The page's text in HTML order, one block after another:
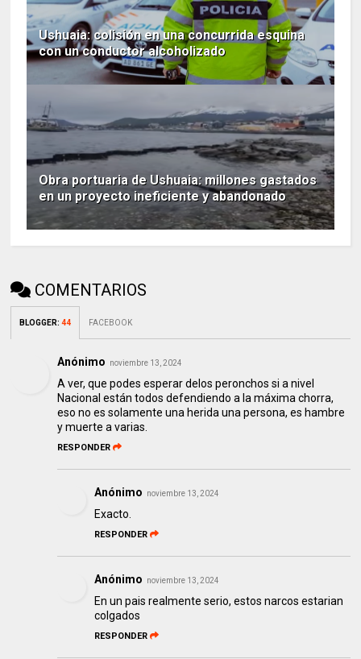
Ushuaia: colisión en una concurrida esquina
con un conductor alcoholizado
Obra portuaria de Ushuaia: millones gastados
en un proyecto ineficiente y abandonado
COMENTARIOS
BLOGGER:44 FACEBOOK
Anónimo noviembre 13, 2024
A ver, que podes esperar delos peronchos si a nivel
Nacional están todos defendiendo a la máxima chorra,
eso no es solamente una herida una persona, es hambre
y muerte a varias.
RESPONDER
Anónimo noviembre 13, 2024
Exacto.
RESPONDER
Anónimo noviembre 13, 2024
En un pais realmente serio, estos narcos estarian
colgados
RESPONDER